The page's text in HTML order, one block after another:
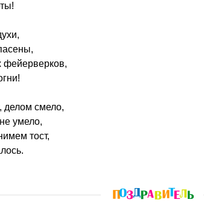
фейерверков,
делом смело,
умело,
тост,